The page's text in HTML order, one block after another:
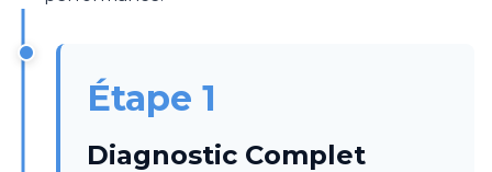
Étape 1
Diagnostic Complet